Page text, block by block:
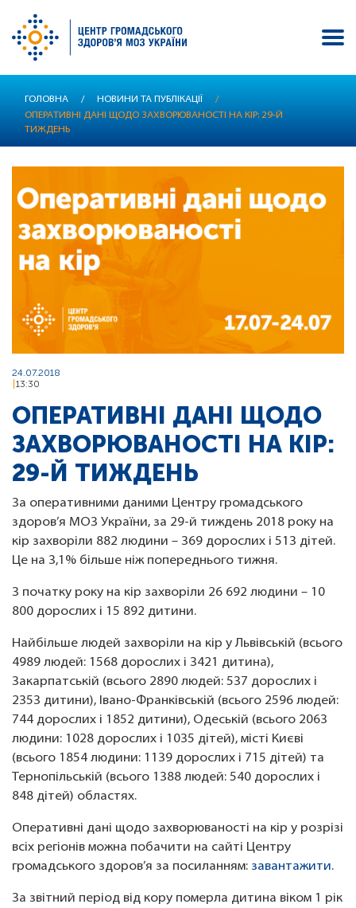
ГОЛОВНА / НОВИНИ ТА ПУБЛІКАЦІЇ
/
ОПЕРАТИВНІ ДАНІ ЩОДО ЗАХВОРЮВАНОСТІ НА КІР: 29-Й
ТИЖДЕНЬ
24.07.2018
13:30
ОПЕРАТИВНІ ДАНІ ЩОДО
ЗАХВОРЮВАНОСТІ НА КІР:
29-Й ТИЖДЕНЬ
За оперативними даними Центру громадського
здоров’я МОЗ України, за 29-й тиждень 2018 року на
кір захворіли 882 людини – 369 дорослих і 513 дітей.
Це на 3,1% більше ніж попереднього тижня.
З початку року на кір захворіли 26 692 людини – 10
800 дорослих і 15 892 дитини.
Найбільше людей захворіли на кір у Львівській (всього
4989 людей: 1568 дорослих і 3421 дитина),
Закарпатській (всього 2890 людей: 537 дорослих і
2353 дитини), Івано-Франківській (всього 2596 людей:
744 дорослих і 1852 дитини), Одеській (всього 2063
людини: 1028 дорослих і 1035 дітей), місті Києві
(всього 1854 людини: 1139 дорослих і 715 дітей) та
Тернопільській (всього 1388 людей: 540 дорослих і
848 дітей) областях.
Оперативні дані щодо захворюваності на кір у розрізі
всіх регіонів можна побачити на сайті Центру
громадського здоров’я за посиланням: завантажити.
За звітний період від кору померла дитина віком 1 рік